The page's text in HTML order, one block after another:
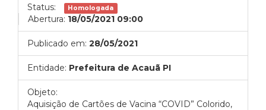
Status: Homologada
Abertura: 18/05/2021 09:00
Publicado em: 28/05/2021
Entidade: Prefeitura de Acauã PI
Objeto:
Aquisição de Cartões de Vacina “COVID” Colorido,